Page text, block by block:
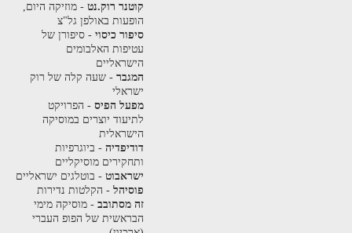
קוטנר רוק.נט- מוזיקה היום,
הופעות באולפן גל"צ
סיפור כיסוי- סיפורן של
עטיפות האלבומים
הישראליים
המגבר- שעה קלה של רוק
ישראלי
מפעל הפיס- הפרויקט
לתיעוד יוצרים במוסיקה
הישראלית
דודיפדיה- ביוגרפיות
ותחקירים מוסיקליים
ישראבוט- בוטלגים ישראליים
פוסיהל- הקלטות נדירות
זה מסתובב- מוסיקה מימי
הבראשית של הפופ העברי